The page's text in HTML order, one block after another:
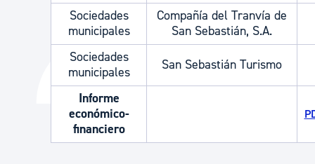
Sociedades
municipales
Compañía del Tranvía de
San Sebastián, S.A.
Sociedades
municipales
San Sebastián Turismo
Informe
económico-
financiero